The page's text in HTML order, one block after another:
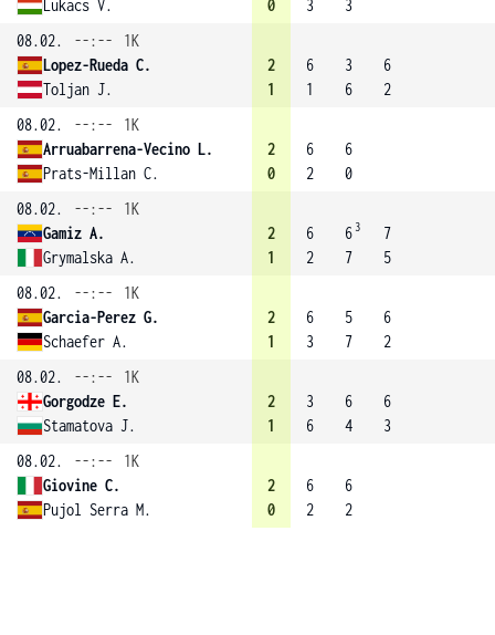
Lukacs V. 0 3
3
08.02.
--:--
1K
Lopez-Rueda C.
Toljan J.
2
1
6
1
3
6
6
2
08.02.
--:--
1K
Arruabarrena-Vecino L.
Prats-Millan C.
2
0
6
2
6
0
08.02.
--:--
1K
Gamiz A.
Grymalska A.
2
1
6
2
6 3
7
7
5
08.02.
--:--
1K
Garcia-Perez G.
Schaefer A.
2
1
6
3
5
7
6
2
08.02.
--:--
1K
Gorgodze E.
Stamatova J.
2
1
3
6
6
4
6
3
08.02.
--:--
1K
Giovine C.
Pujol Serra M.
2
0
6
2
6
2